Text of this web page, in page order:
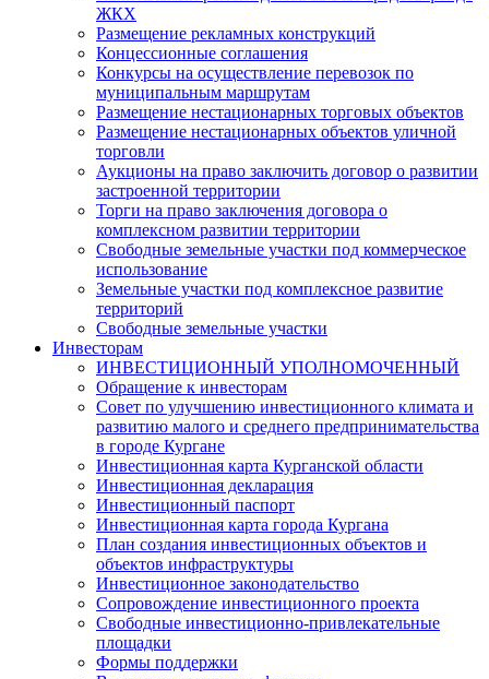
ЖКХ
Размещение рекламных конструкций
Концессионные соглашения
Конкурсы на осуществление перевозок по
муниципальным маршрутам
Размещение нестационарных торговых объектов
Размещение нестационарных объектов уличной
торговли
Аукционы на право заключить договор о развитии
застроенной территории
Торги на право заключения договора о
комплексном развитии территории
Свободные земельные участки под коммерческое
использование
Земельные участки под комплексное развитие
территорий
Свободные земельные участки
Инвесторам
ИНВЕСТИЦИОННЫЙ УПОЛНОМОЧЕННЫЙ
Обращение к инвесторам
Совет по улучшению инвестиционного климата и
развитию малого и среднего предпринимательства
в городе Кургане
Инвестиционная карта Курганской области
Инвестиционная декларация
Инвестиционный паспорт
Инвестиционная карта города Кургана
План создания инвестиционных объектов и
объектов инфраструктуры
Инвестиционное законодательство
Сопровождение инвестиционного проекта
Свободные инвестиционно-привлекательные
площадки
Формы поддержки